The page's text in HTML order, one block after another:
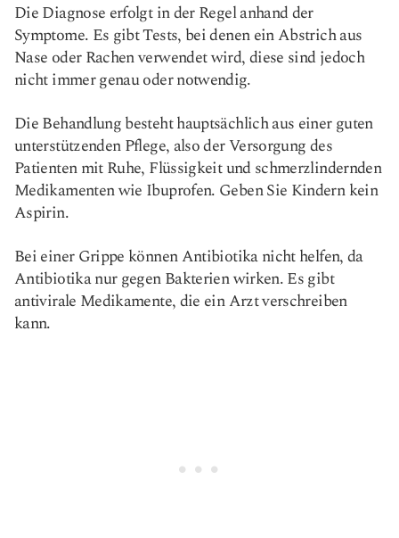
Die Diagnose erfolgt in der Regel anhand der
Symptome. Es gibt Tests, bei denen ein Abstrich aus
Nase oder Rachen verwendet wird, diese sind jedoch
nicht immer genau oder notwendig.
Die Behandlung besteht hauptsächlich aus einer guten
unterstützenden Pflege, also der Versorgung des
Patienten mit Ruhe, Flüssigkeit und schmerzlindernden
Medikamenten wie Ibuprofen. Geben Sie Kindern kein
Aspirin.
Bei einer Grippe können Antibiotika nicht helfen, da
Antibiotika nur gegen Bakterien wirken. Es gibt
antivirale Medikamente, die ein Arzt verschreiben
kann.